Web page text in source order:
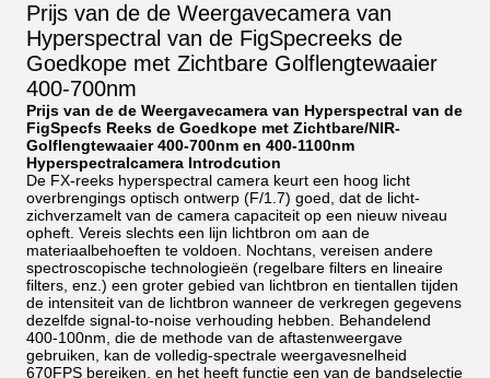
Prijs van de de Weergavecamera van
Hyperspectral van de FigSpecreeks de
Goedkope met Zichtbare Golflengtewaaier
400-700nm
Prijs van de de Weergavecamera van Hyperspectral van de
FigSpecfs Reeks de Goedkope met Zichtbare/NIR-
Golflengtewaaier 400-700nm en 400-1100nm
Hyperspectralcamera Introdcution
De FX-reeks hyperspectral camera keurt een hoog licht
overbrengings optisch ontwerp (F/1.7) goed, dat de licht-
zichverzamelt van de camera capaciteit op een nieuw niveau
opheft. Vereis slechts een lijn lichtbron om aan de
materiaalbehoeften te voldoen. Nochtans, vereisen andere
spectroscopische technologieën (regelbare filters en lineaire
filters, enz.) een groter gebied van lichtbron en tientallen tijden
de intensiteit van de lichtbron wanneer de verkregen gegevens
dezelfde signal-to-noise verhouding hebben. Behandelend
400-100nm, die de methode van de aftastenweergave
gebruiken, kan de volledig-spectrale weergavesnelheid
670FPS bereiken, en het heeft functie een van de bandselectie